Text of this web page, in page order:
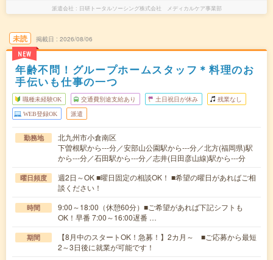
派遣会社 日研トータルソーシング株式会社 メディカルケア事業部
未読
NEW
掲載日 2026/08/06
年齢不問！グループホームスタッフ＊料理のお
手伝いも仕事の一つ
職種未経験OK 交通費別途支給あり 土日祝日が休み 残業なし
WEB登録OK 派遣
勤務地
北九州市小倉南区
下曽根駅から---分／安部山公園駅から---分／北方(福岡県)駅
から---分／石田駅から---分／志井(日田彦山線)駅から---分
曜日頻度
週2日～OK ■曜日固定の相談OK！ ■希望の曜日があればご相
談ください！
時間
9:00～18:00（休憩60分）■ご希望があれば下記シフトも
OK！早番 7:00～16:00遅番 …
期間
【8月中のスタートOK！急募！】2カ月～ ■ご応募から最短
2～3日後に就業が可能です！